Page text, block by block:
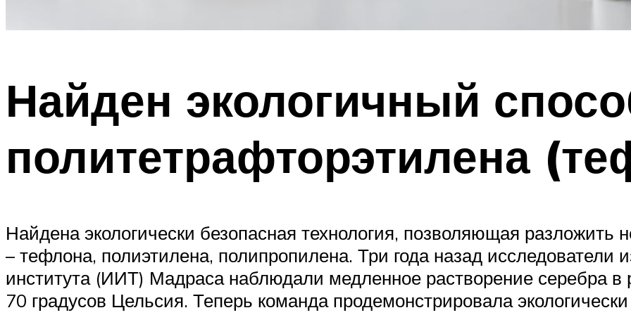
Найден экологичный
политетрафторэтилена
Найдена экологически безопасная технология, позволяющая разложить
– тефлона, полиэтилена, полипропилена. Три года назад исследователи
института (ИИТ) Мадраса наблюдали медленное растворение серебра в
70 градусов Цельсия. Теперь команда продемонстрировала